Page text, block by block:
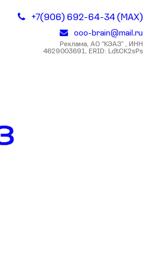
+7(906) 692-64-34 (MAX)
ooo-brain@mail.ru
Реклама, АО "КЭАЗ" , ИНН
4629003691, ERID: LdtCK2sPs